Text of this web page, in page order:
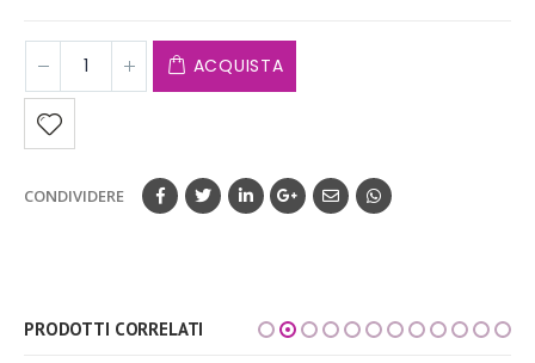
ACQUISTA
CONDIVIDERE
PRODOTTI CORRELATI